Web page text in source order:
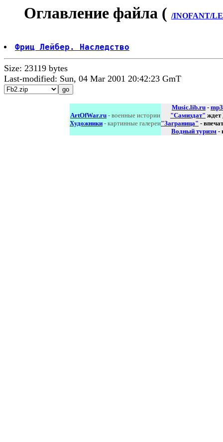
Оглавление файла ( /INOFANT/
Фриц Лейбер. Наследство
Size: 23119 bytes
Last-modified: Sun, 04 Mar 2001 20:42:23 GmT
ArtOfWar.ru - военные истории
Художники - картинные галереи
Music.lib.ru - mp3
"Самиздат" ждет
"Заграница" -
Водный туризм -